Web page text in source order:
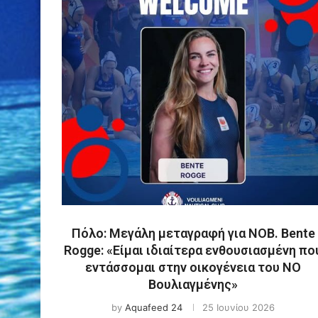
Πόλο: Μεγάλη μεταγραφή για ΝΟΒ. Bente
Rogge: «Είμαι ιδιαίτερα ενθουσιασμένη
εντάσσομαι στην οικογένεια του ΝΟ
Βουλιαγμένης»
by Aquafeed 24 25 Ιουνίου 2026